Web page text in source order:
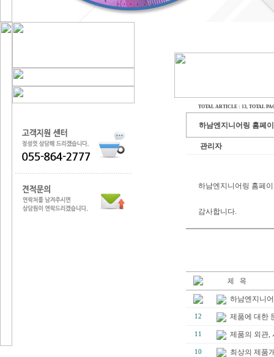
TOTAL ARTICLE : 13, TOTAL
하남엔지니어링 홈페
관리자
하남엔지니어링 홈페
감사합니다.
하남엔지니
12 제품에 대한
11 제품의 외관,
10 최상의 제품